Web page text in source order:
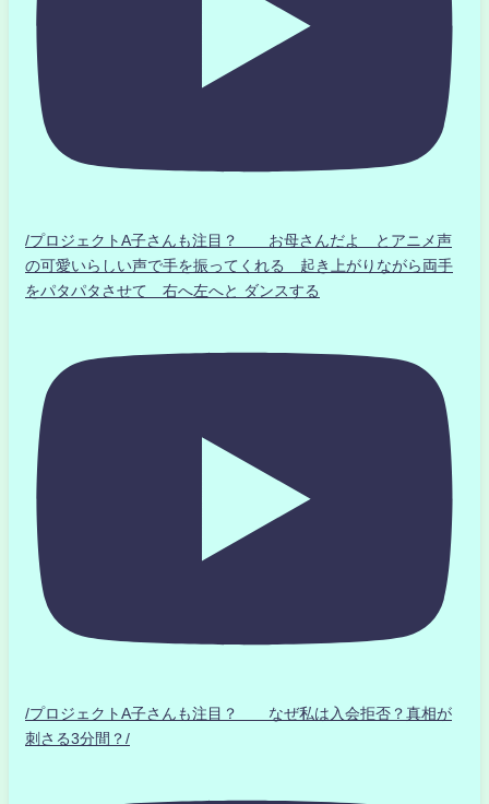
/プロジェクトA子さんも注目？ お母さんだよ とアニメ声
の可愛いらしい声で手を振ってくれる 起き上がりながら両手
をパタパタさせて 右へ左へと ダンスする
/プロジェクトA子さんも注目？ なぜ私は入会拒否？真相が
刺さる3分間？/